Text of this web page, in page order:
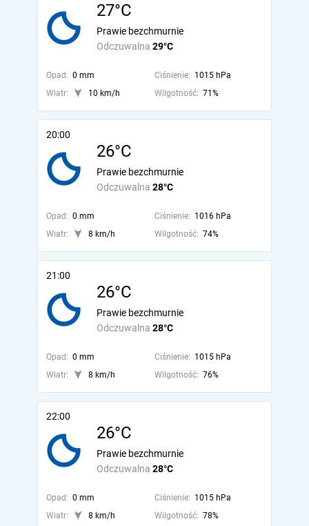
27°C
Odczuwalna 29°C
Prawie bezchmurnie
Opad: 0 mm Ciśnienie: 1015 hPa
Wiatr:
10 km/h Wilgotność: 71%
20:00
26°C
Odczuwalna 28°C
Prawie bezchmurnie
Opad: 0 mm Ciśnienie: 1016 hPa
Wiatr:
8 km/h Wilgotność: 74%
21:00
26°C
Odczuwalna 28°C
Prawie bezchmurnie
Opad: 0 mm Ciśnienie: 1015 hPa
Wiatr:
8 km/h Wilgotność: 76%
22:00
26°C
Odczuwalna 28°C
Prawie bezchmurnie
Opad: 0 mm Ciśnienie: 1015 hPa
Wiatr:
8 km/h Wilgotność: 78%